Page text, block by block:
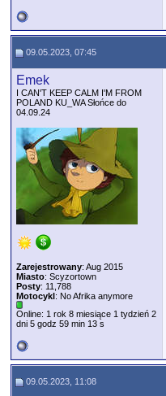
09.05.2023, 07:45
Emek
I CAN'T KEEP CALM I'M FROM
POLAND KU_WA Słońce do
04.09.24
Zarejestrowany: Aug 2015
Miasto: Scyzortown
Posty: 11,788
Motocykl: No Afrika anymore
Online: 1 rok 8 miesiące 1 tydzień 2
dni 5 godz 59 min 13 s
09.05.2023, 11:08